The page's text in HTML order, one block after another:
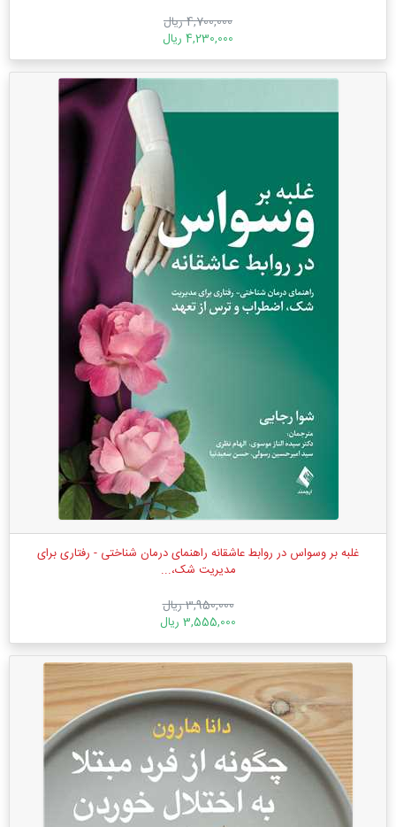
4,700,000 ریال
4,230,000 ریال
غلبه بر وسواس در روابط عاشقانه راهنمای درمان شناختی - رفتاری برای
مدیریت شک،...
3,950,000 ریال
3,555,000 ریال